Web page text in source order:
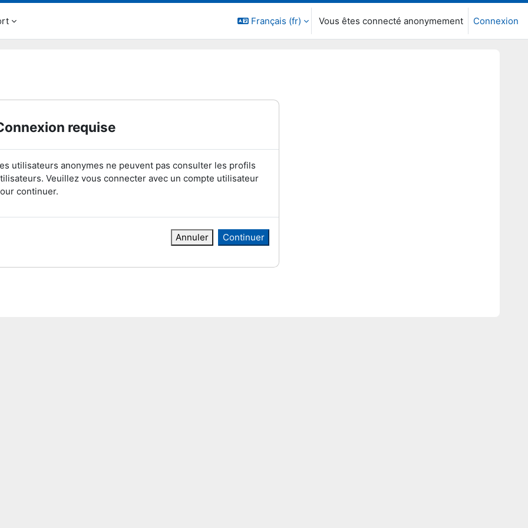
Français ‎(fr)‎ Vous êtes connecté anonymement Connexion
requise
utilisateurs anonymes ne peuvent pas consulter les profils
Veuillez vous connecter avec un compte utilisateur
continuer.
Annuler Continuer